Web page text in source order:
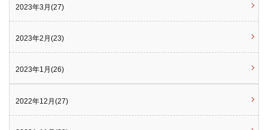
2023年3月(27)
2023年2月(23)
2023年1月(26)
2022年12月(27)